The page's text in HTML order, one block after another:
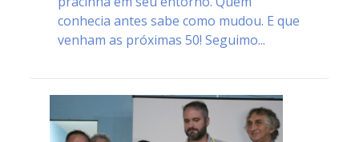
conhecia antes sabe como mudou. E que
venham as próximas 50! Seguimo...